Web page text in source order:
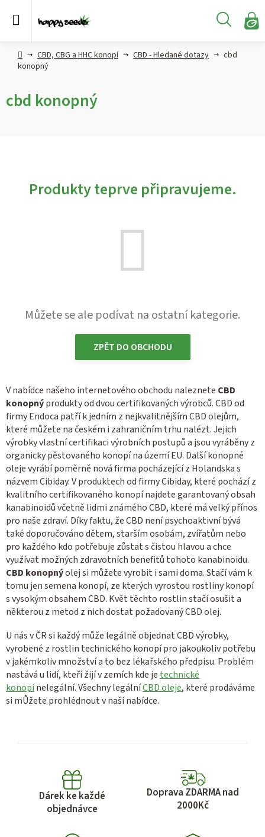
Hledat
Semena
konopí
CBD,
CBG a
Hašiš
Hlavní
strana
CBD, CBG a HHC konopí CBD - Hledané dotazy
cbd
konopný
cbd konopný
Produkty teprve připravujeme.
Můžete se ale podívat na ostatní kategorie.
ZPĚT DO OBCHODU
V nabídce našeho internetového obchodu naleznete CBD
konopnýprodukty od dvou certifikovaných výrobců. CBD od
firmy Endoca patří k jedním z nejkvalitnějším CBD olejům,
které můžete na českém i zahraničním trhu nalézt. Jejich
výrobky vlastní certifikaci výrobních postupů a jsou vyráběny z
organicky pěstovaného konopí na území EU. Další konopné
oleje vyrábí poměrně nová firma pocházející z Holandska s
názvem Cibiday. V produktech od firmy Cibiday, které pochází z
kvalitního certifikovaného konopí najdete garantovaný obsah
kanabinoidů včetně lidmi známého CBD, které má velký přínos
pro naše zdraví. Díky faktu, že CBD není psychoaktivní bývá
také doporučováno dětem, starším osobám, zvířatům nebo
pro každého kdo potřebuje zůstat s čistou hlavou a chce
využívat možných zdravotních benefitů tohoto kanabinoidu.
CBD konopnýolej si můžete vyrobit i sami doma. Stačí vám k
tomu jen semena konopí, ze kterých vyrostou rostliny konopí
s vysokým obsahem CBD. Květ těchto rostlin stačí osušit a
některou z metod z nich dostat požadovaný CBD olej.
U nás v ČR si každý může legálně objednat CBD výrobky,
vyrobené z rostlin technického konopí pro jakoukoliv potřebu
v jakémkoliv množství a to bez lékařského předpisu. Problém
nastává u lidí, kteří žijí v zemích kde je technické
konopínelegální. Všechny legálníCBD oleje, které prodáváme
si mŮžete prohlédnout v naší nabídce.
Dárek ke každé
objednávce
Doprava ZDARMA nad
2000Kč